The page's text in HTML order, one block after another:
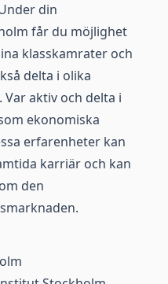
din
får du möjlighet
klasskamrater och
delta i olika
aktiv och delta i
ekonomiska
erfarenheter kan
karriär och kan
den